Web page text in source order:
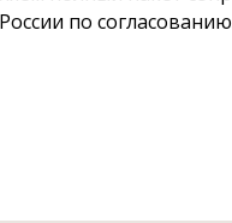
по